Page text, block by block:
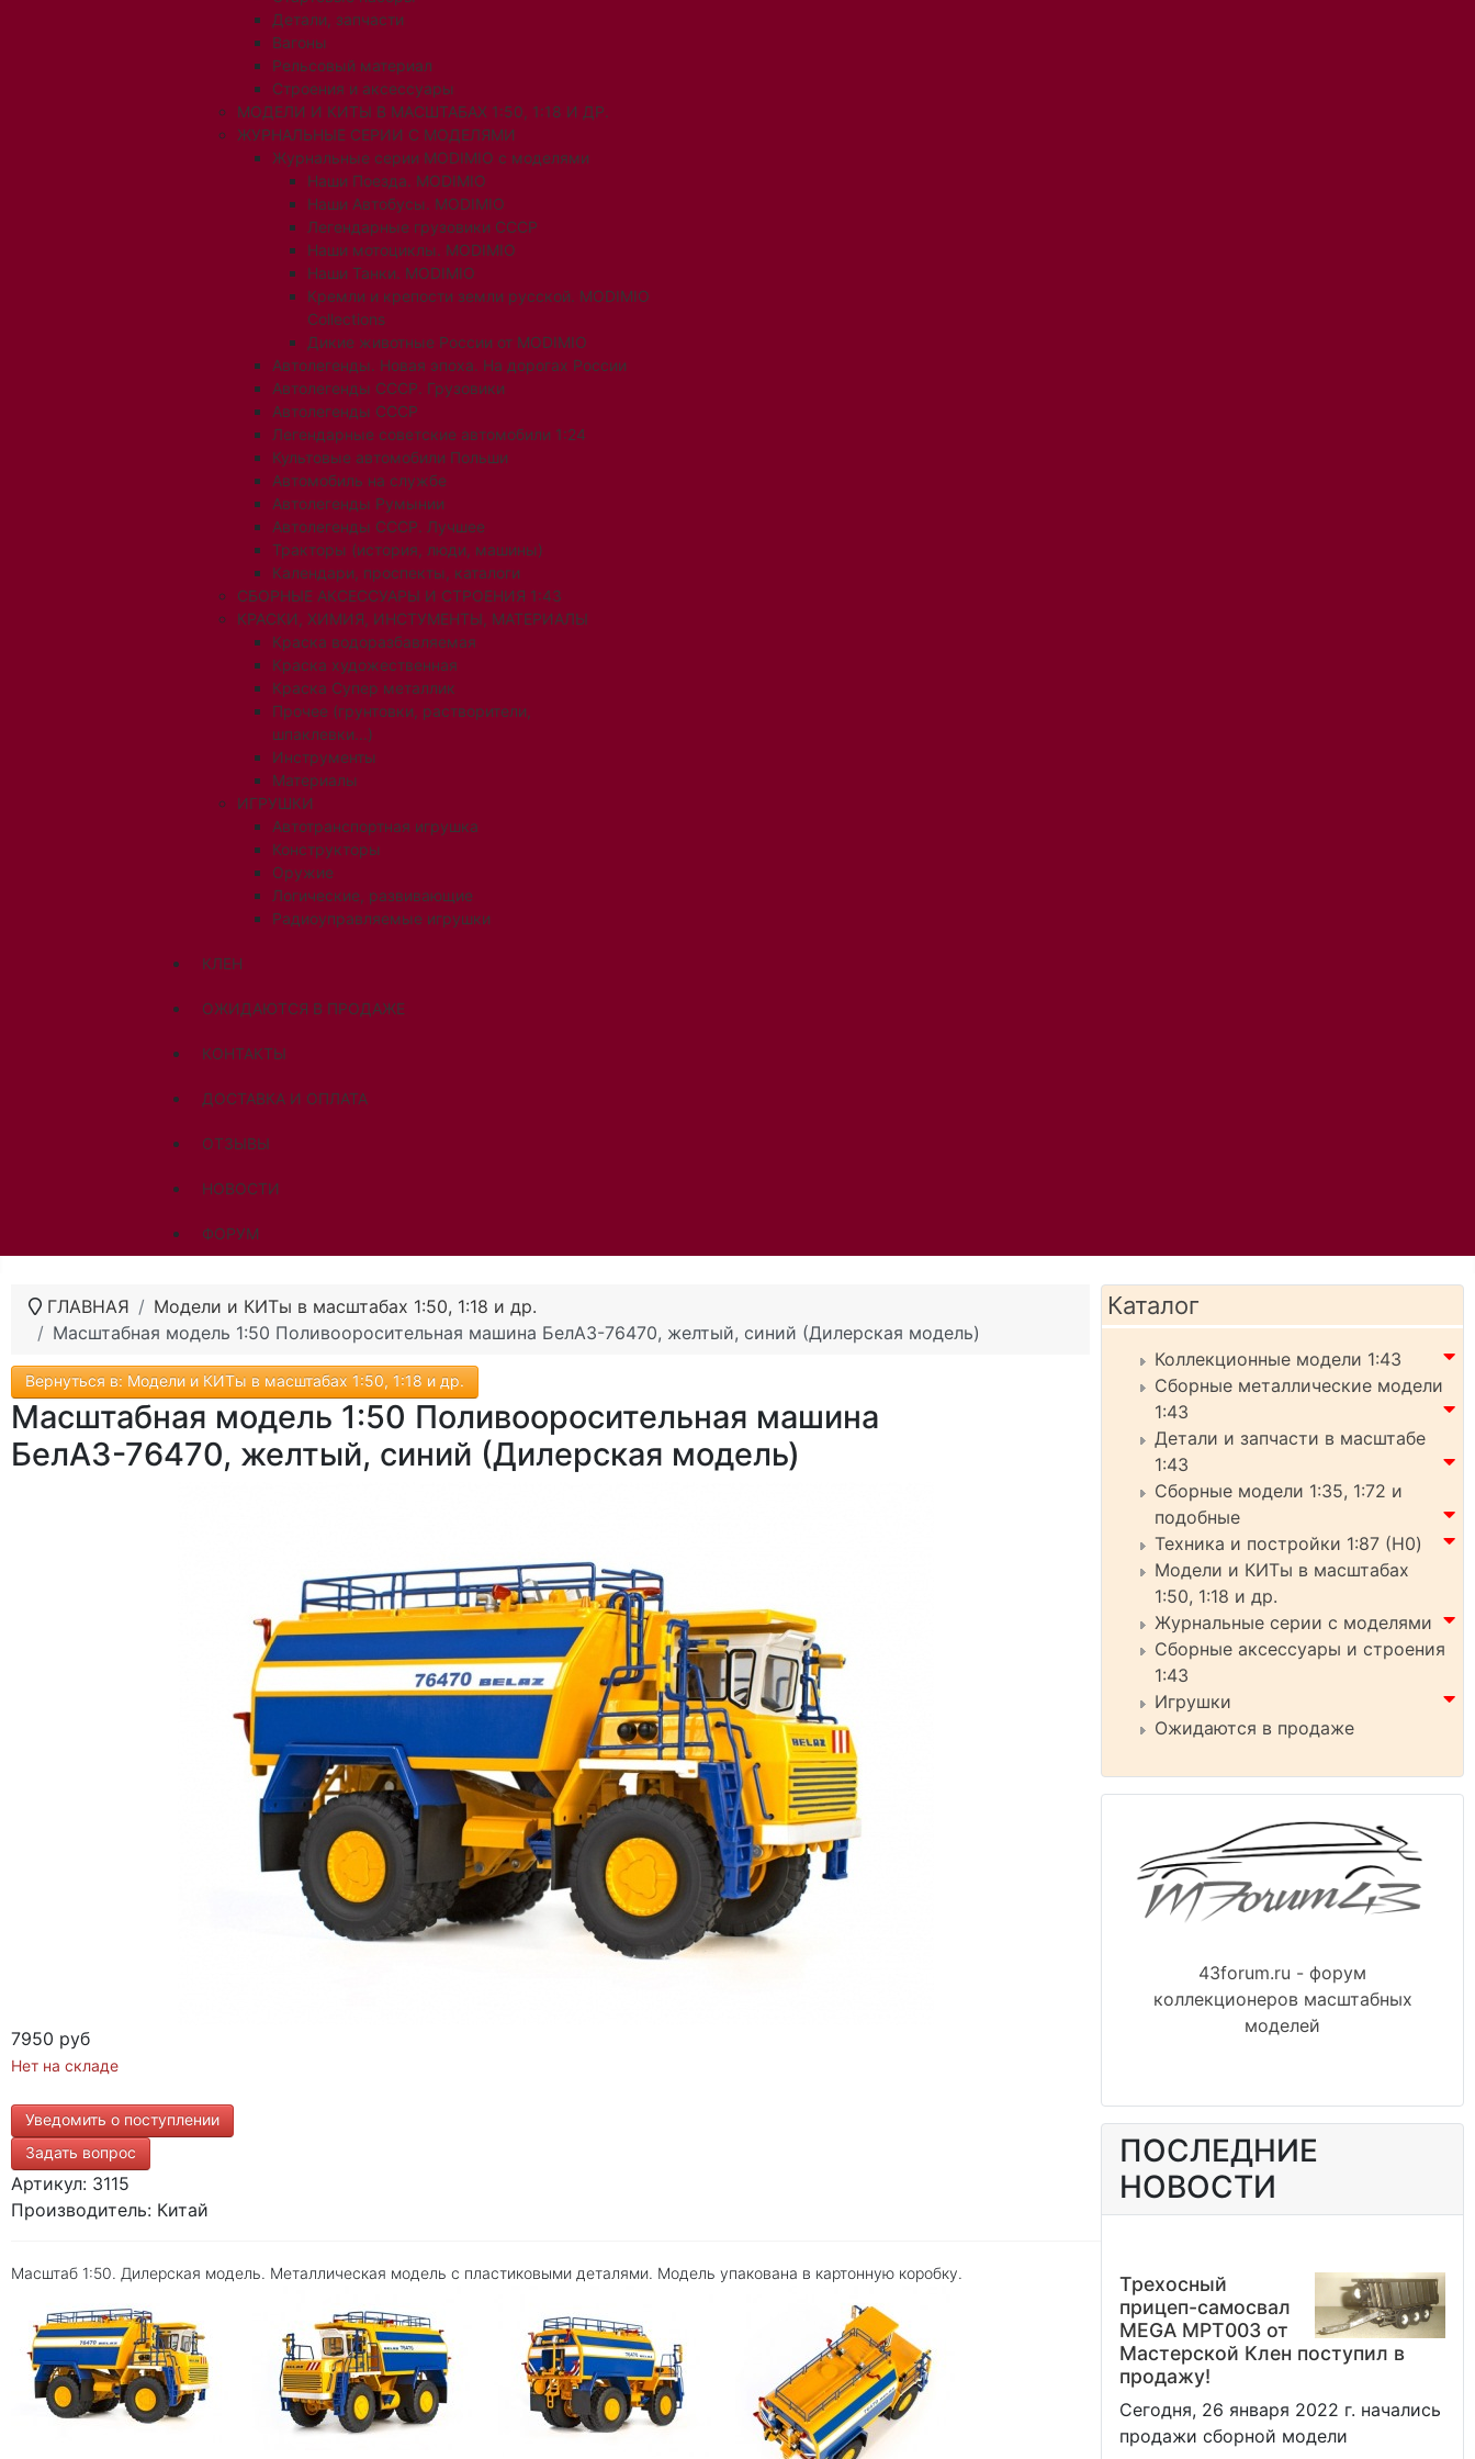
Детали, запчасти
Вагоны
Рельсовый материал
Строения и аксессуары
МОДЕЛИ И КИТЫ В МАСШТАБАХ 1:50, 1:18 И ДР.
ЖУРНАЛЬНЫЕ СЕРИИ С МОДЕЛЯМИ
Журнальные серии MODIMIO с моделями
Наши Поезда. MODIMIO
Наши Автобусы. MODIMIO
Легендарные грузовики СССР
Наши мотоциклы. MODIMIO
Наши Танки. MODIMIO
Кремли и крепости земли русской. MODIMIO
Collections
Дикие животные России от MODIMIO
Автолегенды. Новая эпоха. На дорогах России
Автолегенды СССР. Грузовики
Автолегенды СССР
Легендарные советские автомобили 1:24
Культовые автомобили Польши
Автомобиль на службе
Автолегенды Румынии
Автолегенды СССР. Лучшее
Тракторы (история, люди, машины)
Календари, проспекты, каталоги
СБОРНЫЕ АКСЕССУАРЫ И СТРОЕНИЯ 1:43
КРАСКИ, ХИМИЯ, ИНСТУМЕНТЫ, МАТЕРИАЛЫ
Краска водоразбавляемая
Краска художественная
Краска Супер металлик
Прочее (грунтовки, растворители,
шпаклевки...)
Инструменты
Материалы
ИГРУШКИ
Автотранспортная игрушка
Конструкторы
Оружие
Логические, развивающие
Радиоуправляемые игрушки
КЛЕН
ОЖИДАЮТСЯ В ПРОДАЖЕ
КОНТАКТЫ
ДОСТАВКА И ОПЛАТА
ОТЗЫВЫ
НОВОСТИ
ФОРУМ
ГЛАВНАЯ
Модели и КИТы в масштабах 1:50, 1:18 и др.
Масштабная модель 1:50 Поливооросительная машина БелАЗ-76470, желтый, синий (Дилерская модель)
Вернуться в: Модели и КИТы в масштабах 1:50, 1:18 и др.
Масштабная модель 1:50 Поливооросительная машина
БелАЗ-76470, желтый, синий (Дилерская модель)
7950 руб
Нет на складе
Уведомить о поступлении
Задать вопрос
Артикул: 3115
Производитель: Китай
Масштаб 1:50. Дилерская модель. Металлическая модель с пластиковыми деталями. Модель упакована в картонную коробку.
Каталог
Коллекционные модели 1:43
Сборные металлические модели
1:43
Детали и запчасти в масштабе
1:43
Сборные модели 1:35, 1:72 и
подобные
Техника и постройки 1:87 (H0)
Модели и КИТы в масштабах
1:50, 1:18 и др.
Журнальные серии с моделями
Сборные аксессуары и строения
1:43
Игрушки
Ожидаются в продаже
43forum.ru - форум
коллекционеров масштабных
моделей
ПОСЛЕДНИЕ
НОВОСТИ
Трехосный
прицеп-самосвал
MEGA MPT003 от
Мастерской Клен поступил в
продажу!
Сегодня, 26 января 2022 г. начались
продажи сборной модели